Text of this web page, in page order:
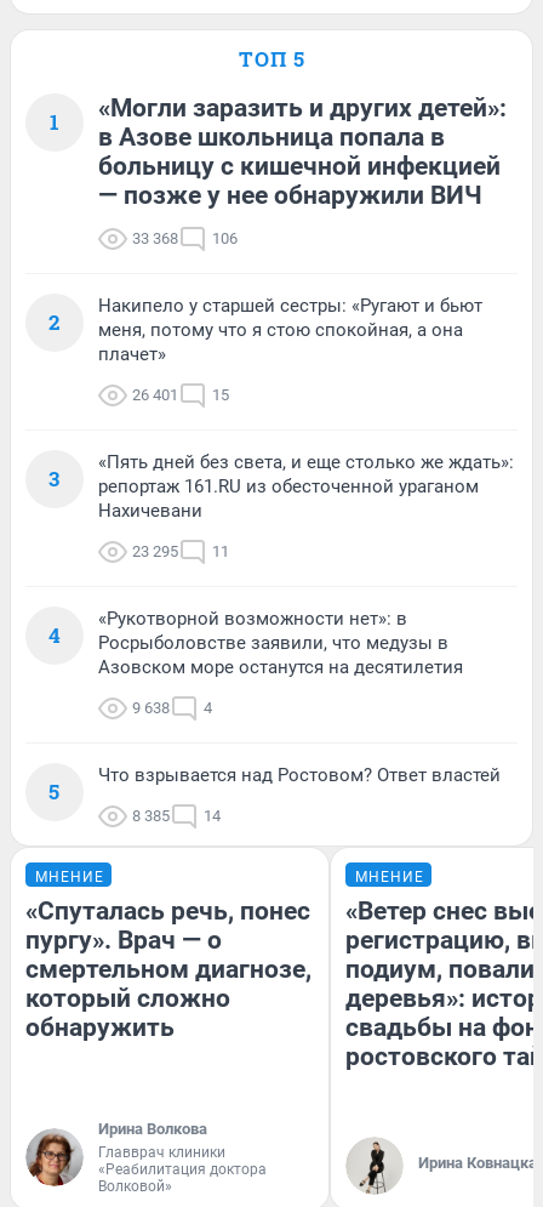
ТОП 5
1
«Могли заразить и других детей»:
в Азове школьница попала в
больницу с кишечной инфекцией
— позже у нее обнаружили ВИЧ
33 368 106
2
Накипело у старшей сестры: «Ругают и бьют
меня, потому что я стою спокойная, а она
плачет»
26 401 15
3
«Пять дней без света, и еще столько же ждать»:
репортаж 161.RU из обесточенной ураганом
Нахичевани
23 295 11
4
«Рукотворной возможности нет»: в
Росрыболовстве заявили, что медузы в
Азовском море останутся на десятилетия
9 638 4
5
Что взрывается над Ростовом? Ответ властей
8 385 14
МНЕНИЕ
«Спуталась речь, понес
пургу». Врач — о
смертельном диагнозе,
который сложно
обнаружить
Ирина Волкова
Главврач клиники
«Реабилитация доктора
Волковой»
МНЕНИЕ
«Ветер снес
регистрацию,
подиум,
деревья»:
свадьбы на
ростовского
Ирина